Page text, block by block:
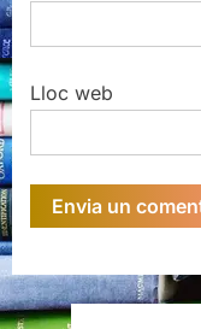
Lloc web